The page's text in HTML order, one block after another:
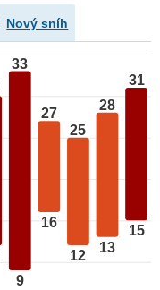
Nový sníh
33
9
27
16
25
12
28
13
31
15